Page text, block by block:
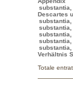
substantia,
Descartes
substantia,
substantia,
substantia,
substantia,
substantia,
Verhältnis
Totale